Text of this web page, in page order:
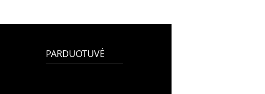
PARDUOTUVĖ